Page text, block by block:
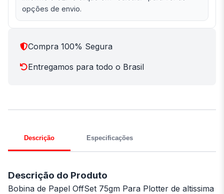
opções de envio.
Compra 100% Segura
Entregamos para todo o Brasil
Descrição Especificações
Descrição do Produto
Bobina de Papel OffSet 75gm Para Plotter de altissima